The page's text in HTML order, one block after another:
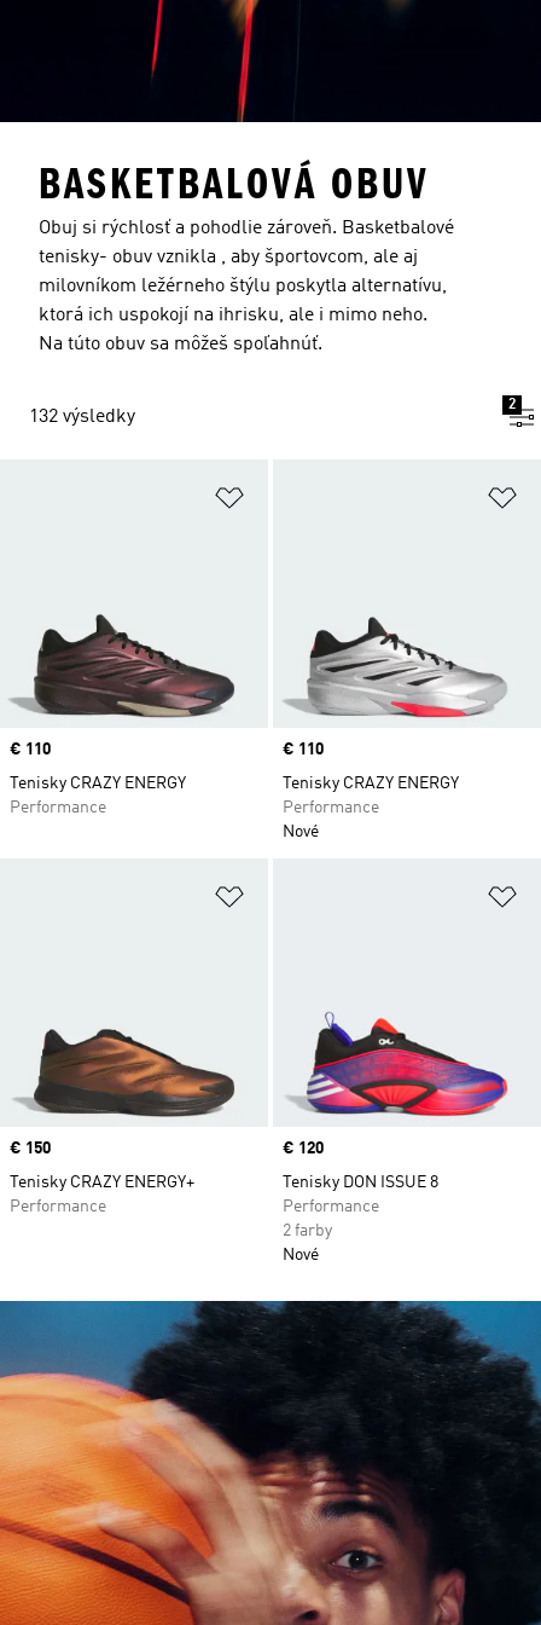
BASKETBALOVÁ OBUV
Obuj si rýchlosť a pohodlie zároveň. Basketbalové
tenisky- obuv vznikla , aby športovcom, ale aj
milovníkom ležérneho štýlu poskytla alternatívu,
ktorá ich uspokojí na ihrisku, ale i mimo neho.
Na túto obuv sa môžeš spoľahnúť.
132 výsledky
2
Pridať do zoznamu želaných
Price
€ 110
Tenisky CRAZY ENERGY
Performance
Price
€ 110
Tenisky CRAZY ENERGY
Performance
Nové
Pridať do zoznamu želaných
Price
€ 150
Tenisky CRAZY ENERGY+
Performance
Price
€ 120
Tenisky DON ISSUE 8
Performance
2 farby
Nové